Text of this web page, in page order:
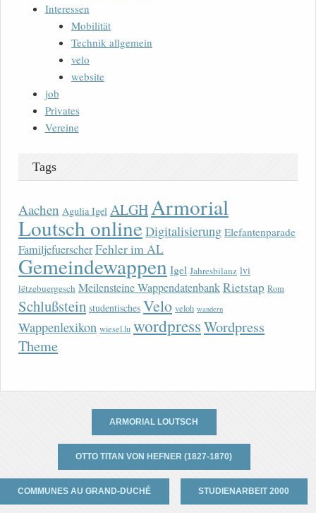
Interessen
Mobilität
Technik allgemein
velo
website
job
Privates
Vereine
Tags
Aachen Agulia Igel ALGHArmorial
Loutsch onlineDigitalisierung Elefantenparade
FamiljefuerscherFehler im AL
Gemeindewappen Igel Jahresbilanz lvi
lëtzebuergesch Meilensteine WappendatenbankRietstap Rom
Schlußstein studentisches Velo veloh wandern
Wappenlexikon wiesel.lu wordpressWordpress
Theme
ARMORIAL LOUTSCH
OTTO TITAN VON HEFNER (1827-1870)
COMMUNES AU GRAND-DUCHÉ STUDIENARBEIT 2000